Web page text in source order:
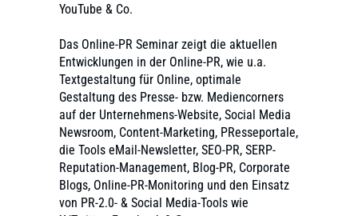
YouTube & Co.
Das Online-PR Seminar zeigt die aktuellen
Entwicklungen in der Online-PR, wie u.a.
Textgestaltung für Online, optimale
Gestaltung des Presse- bzw. Mediencorners
auf der Unternehmens-Website, Social Media
Newsroom, Content-Marketing, PResseportale,
die Tools eMail-Newsletter, SEO-PR, SERP-
Reputation-Management, Blog-PR, Corporate
Blogs, Online-PR-Monitoring und den Einsatz
von PR-2.0- & Social Media-Tools wie